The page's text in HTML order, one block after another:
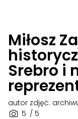
Miłosz
Srebro i
5 / 5
autor zdjęć: